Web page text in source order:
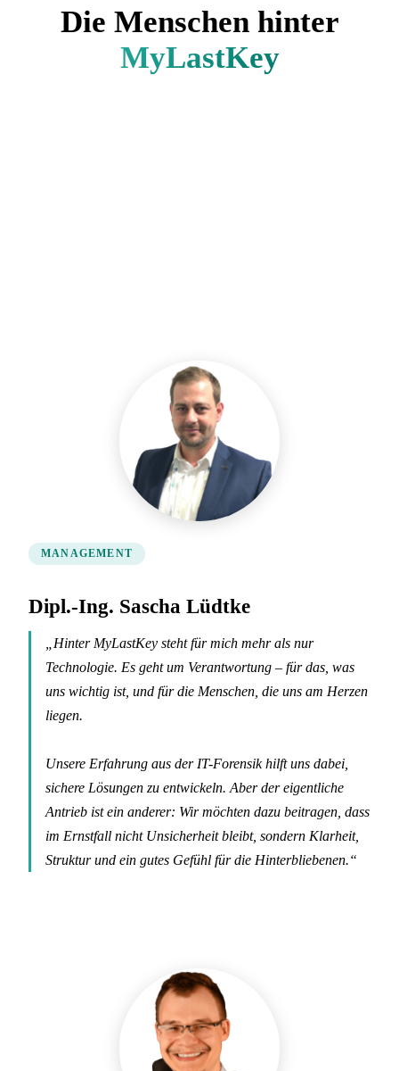
Die Menschen hinter
MyLastKey
MANAGEMENT
Dipl.-Ing. Sascha Lüdtke
„Hinter MyLastKey steht für mich mehr als nur
Technologie. Es geht um Verantwortung – für das, was
uns wichtig ist, und für die Menschen, die uns am Herzen
liegen.
Unsere Erfahrung aus der IT-Forensik hilft uns dabei,
sichere Lösungen zu entwickeln. Aber der eigentliche
Antrieb ist ein anderer: Wir möchten dazu beitragen, dass
im Ernstfall nicht Unsicherheit bleibt, sondern Klarheit,
Struktur und ein gutes Gefühl für die Hinterbliebenen.“